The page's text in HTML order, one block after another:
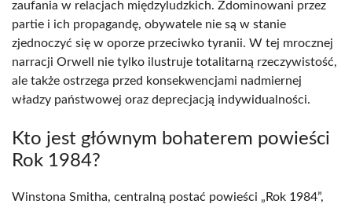
zaufania w relacjach międzyludzkich. Zdominowani przez
partie i ich propagandę, obywatele nie są w stanie
zjednoczyć się w oporze przeciwko tyranii. W tej mrocznej
narracji Orwell nie tylko ilustruje totalitarną rzeczywistość,
ale także ostrzega przed konsekwencjami nadmiernej
władzy państwowej oraz deprecjacją indywidualności.
Kto jest głównym bohaterem powieści
Rok 1984?
Winstona Smitha, centralną postać powieści „Rok 1984”,